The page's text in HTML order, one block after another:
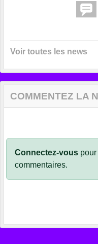
Voir toutes les news
COMMENTEZ LA
Connectez-vous
commentaires.